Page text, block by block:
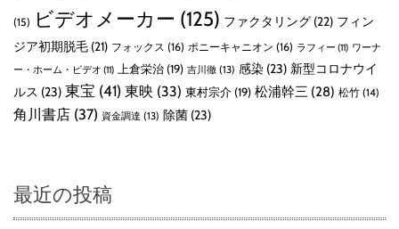
(15) ビデオメーカー (125) ファクタリング (22) フィン
ジア初期脱毛 (21) フォックス (16) ポニーキャニオン (16) ラフィー (11) ワーナ
ー・ホーム・ビデオ (11) 上倉栄治 (19) 吉川徹 (13) 感染 (23) 新型コロナウイ
ルス (23) 東宝 (41) 東映 (33) 東村宗介 (19) 松浦幹三 (28) 松竹 (14)
角川書店 (37) 資金調達 (13) 除菌 (23)
最近の投稿